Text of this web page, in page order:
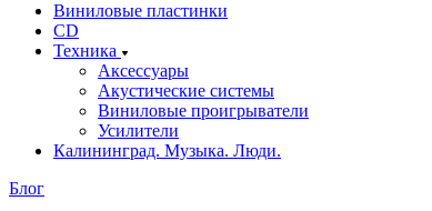
Виниловые пластинки
CD
Техника
Аксессуары
Акустические системы
Виниловые проигрыватели
Усилители
Калининград. Музыка. Люди.
Блог